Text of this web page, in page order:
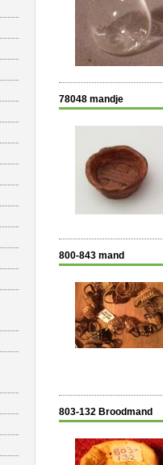
78048 mandje
800-843 mand
803-132 Broodmand